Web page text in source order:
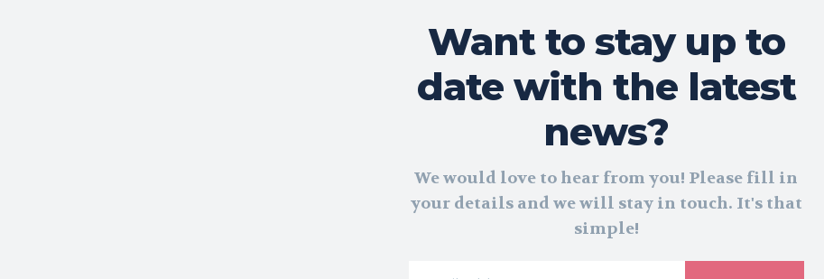
Want to stay up to
date with the latest
news?
We would love to hear from you! Please fill in
your details and we will stay in touch. It's that
simple!